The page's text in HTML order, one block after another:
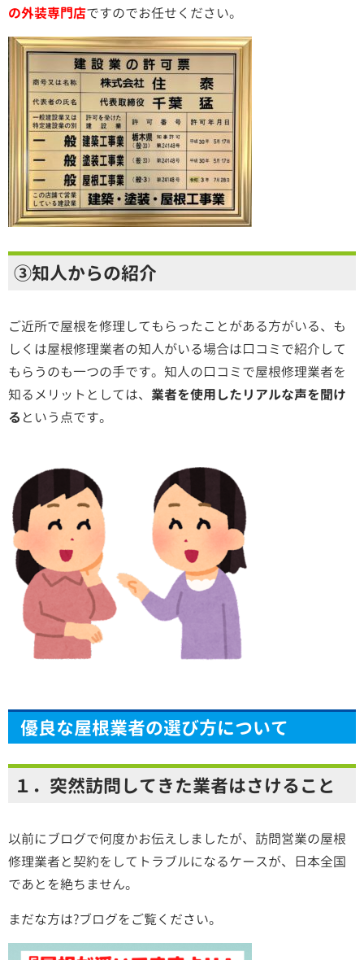
の外装専門店ですのでお任せください。
③知人からの紹介
ご近所で屋根を修理してもらったことがある方がいる、も
しくは屋根修理業者の知人がいる場合は口コミで紹介して
もらうのも一つの手です。知人の口コミで屋根修理業者を
知るメリットとしては、 業者を使用したリアルな声を聞け
る という点です。
優良な屋根業者の選び方について
１．突然訪問してきた業者はさけること
以前にブログで何度かお伝えしましたが、 訪問営業の屋根
修理業者と契約をしてトラブルになるケースが、日本全国
であとを絶ちません。
まだな方は?ブログをご覧ください。